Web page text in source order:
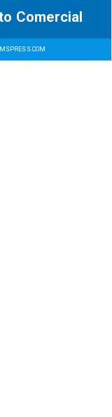
Comercial